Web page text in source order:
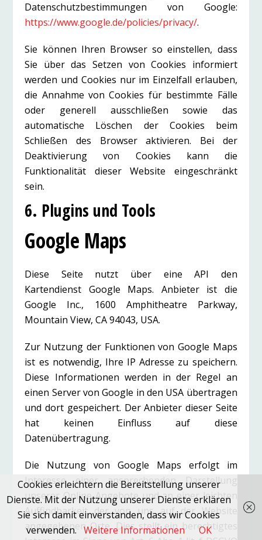
Datenschutzbestimmungen von Google:
https://www.google.de/policies/privacy/.
Sie können Ihren Browser so einstellen, dass
Sie über das Setzen von Cookies informiert
werden und Cookies nur im Einzelfall erlauben,
die Annahme von Cookies für bestimmte Fälle
oder generell ausschließen sowie das
automatische Löschen der Cookies beim
Schließen des Browser aktivieren. Bei der
Deaktivierung von Cookies kann die
Funktionalität dieser Website eingeschränkt
sein.
6. Plugins und Tools
Google Maps
Diese Seite nutzt über eine API den
Kartendienst Google Maps. Anbieter ist die
Google Inc., 1600 Amphitheatre Parkway,
Mountain View, CA 94043, USA.
Zur Nutzung der Funktionen von Google Maps
ist es notwendig, Ihre IP Adresse zu speichern.
Diese Informationen werden in der Regel an
einen Server von Google in den USA übertragen
und dort gespeichert. Der Anbieter dieser Seite
hat keinen Einfluss auf diese
Datenübertragung.
Die Nutzung von Google Maps erfolgt im
Interesse einer ansprechenden Darstellung
unserer Online-Angebote und an einer leichten
Auffindbarkeit der von uns auf der Website
angegebenen Orte. Dies stellt ein berechtigtes
Cookies erleichtern die Bereitstellung unserer
Dienste. Mit der Nutzung unserer Dienste erklären
Sie sich damit einverstanden, dass wir Cookies
verwenden. Weitere Informationen OK